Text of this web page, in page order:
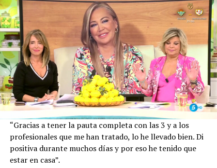
“Gracias a tener la pauta completa con las 3 y a los
profesionales que me han tratado, lo he llevado bien. Di
positiva durante muchos días y por eso he tenido que
estar en casa”.